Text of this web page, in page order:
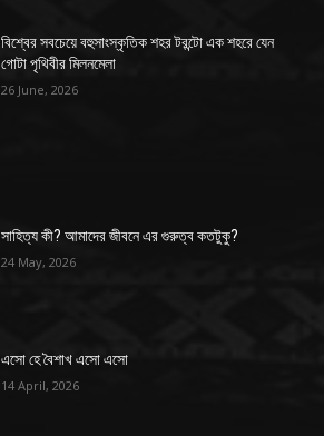
বিশ্বের সবচেয়ে বহুসাংস্কৃতিক শহর টরন্টো এক শহরে যেন
গোটা পৃথিবীর মিলনমেলা
26 June, 2026
সাহিত্য কী? আমাদের জীবনে এর গুরুত্ব কতটুকু?
24 May, 2026
এসো হে বৈশাখ এসো এসো
14 April, 2026